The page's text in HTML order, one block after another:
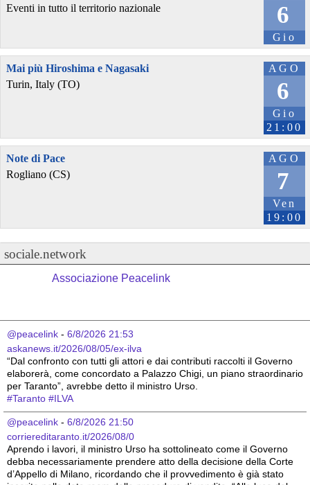
6
Gio
Eventi in tutto il territorio nazionale
AGO
6
Gio
21:00
Mai più Hiroshima e Nagasaki
Turin, Italy (TO)
AGO
7
Ven
19:00
Note di Pace
Rogliano (CS)
sociale.network
Associazione Peacelink
@peacelink - 6/8/2026 21:53
askanews.it/2026/08/05/ex-ilva
“Dal confronto con tutti gli attori e dai contributi raccolti il Governo
elaborerà, come concordato a Palazzo Chigi, un piano straordinario
per Taranto”, avrebbe detto il ministro Urso.
#Taranto #ILVA
@peacelink - 6/8/2026 21:50
corriereditaranto.it/2026/08/0
Aprendo i lavori, il ministro Urso ha sottolineato come il Governo
debba necessariamente prendere atto della decisione della Corte
d’Appello di Milano, ricordando che il provvedimento è già stato